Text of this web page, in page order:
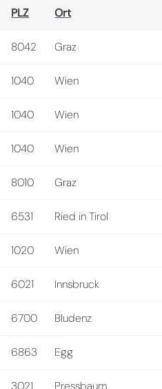
PLZ Ort
8042 Graz
1040 Wien
1040 Wien
1040 Wien
8010 Graz
6531 Ried in Tirol
1020 Wien
6021 Innsbruck
6700 Bludenz
6863 Egg
3021 Pressbaum